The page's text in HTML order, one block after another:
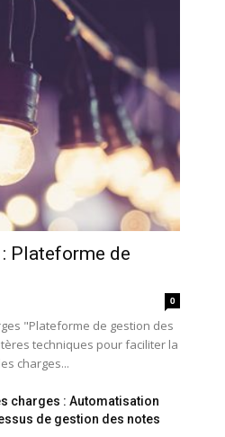
Plateforme de
0
"Plateforme de gestion des
techniques pour faciliter la
charges...
charges : Automatisation
de gestion des notes